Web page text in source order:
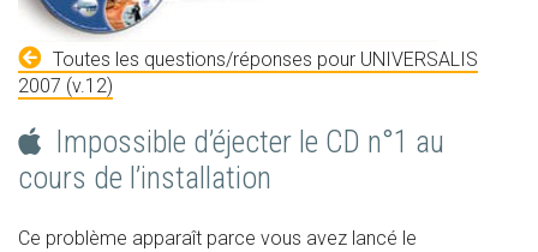
Toutes les questions/réponses pour UNIVERSALIS
2007 (v.12)
Impossible d’éjecter le CD n°1 au
cours de l’installation
Ce problème apparaît parce vous avez lancé le